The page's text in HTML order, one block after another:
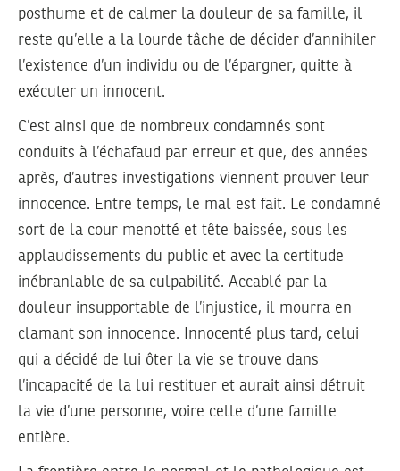
posthume et de calmer la douleur de sa famille, il
reste qu’elle a la lourde tâche de décider d’annihiler
l’existence d’un individu ou de l’épargner, quitte à
exécuter un innocent.
C’est ainsi que de nombreux condamnés sont
conduits à l’échafaud par erreur et que, des années
après, d’autres investigations viennent prouver leur
innocence. Entre temps, le mal est fait. Le condamné
sort de la cour menotté et tête baissée, sous les
applaudissements du public et avec la certitude
inébranlable de sa culpabilité. Accablé par la
douleur insupportable de l’injustice, il mourra en
clamant son innocence. Innocenté plus tard, celui
qui a décidé de lui ôter la vie se trouve dans
l’incapacité de la lui restituer et aurait ainsi détruit
la vie d’une personne, voire celle d’une famille
entière.